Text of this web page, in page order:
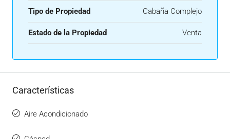
Tipo de Propiedad Cabaña Complejo
Estado de la Propiedad Venta
Características
Aire Acondicionado